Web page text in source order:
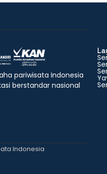
pariwisata Indonesia
berstandar nasional
Indonesia